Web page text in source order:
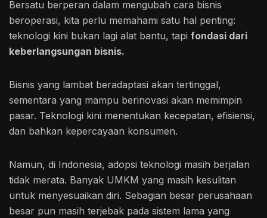
Bersatu berperan dalam mengubah cara bisnis
beroperasi, kita perlu memahami satu hal penting:
teknologi kini bukan lagi alat bantu, tapi fondasi dari
keberlangsungan bisnis.
Bisnis yang lambat beradaptasi akan tertinggal,
sementara yang mampu berinovasi akan memimpin
pasar. Teknologi kini menentukan kecepatan, efisiensi,
dan bahkan kepercayaan konsumen.
Namun, di Indonesia, adopsi teknologi masih berjalan
tidak merata. Banyak UMKM yang masih kesulitan
untuk menyesuaikan diri. Sebagian besar perusahaan
besar pun masih terjebak pada sistem lama yang